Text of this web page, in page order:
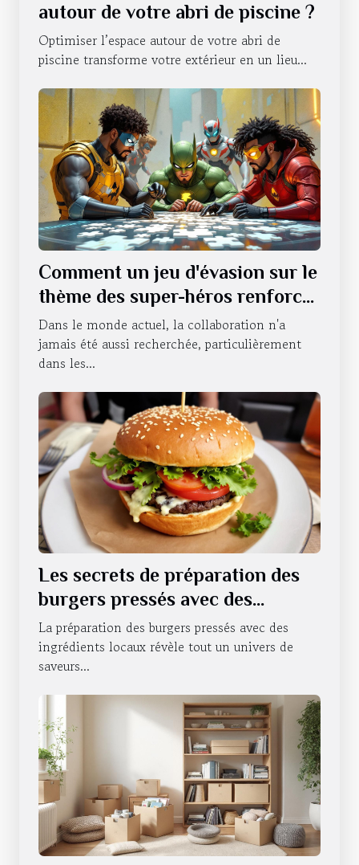
autour de votre abri de piscine ?
Optimiser l’espace autour de votre abri de
piscine transforme votre extérieur en un lieu...
Comment un jeu d'évasion sur le
thème des super-héros renforce
le travail d'équipe ?
Dans le monde actuel, la collaboration n'a
jamais été aussi recherchée, particulièrement
dans les...
Les secrets de préparation des
burgers pressés avec des
ingrédients locaux
La préparation des burgers pressés avec des
ingrédients locaux révèle tout un univers de
saveurs...